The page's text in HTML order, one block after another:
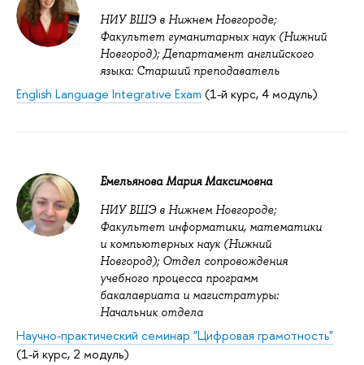
НИУ ВШЭ в Нижнем Новгороде;
Факультет гуманитарных наук (Нижний
Новгород); Департамент английского
языка: Старший преподаватель
English Language Integrative Exam (1-й курс, 4 модуль)
Емельянова Мария Максимовна
НИУ ВШЭ в Нижнем Новгороде;
Факультет информатики, математики
и компьютерных наук (Нижний
Новгород); Отдел сопровождения
учебного процесса программ
бакалавриата и магистратуры:
Начальник отдела
Научно-практический семинар "Цифровая грамотность"
(1-й курс, 2 модуль)